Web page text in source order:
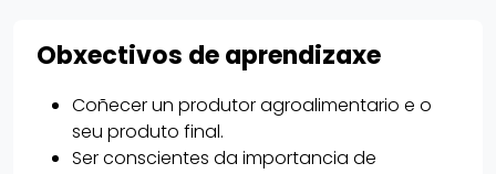
Obxectivos de aprendizaxe
Coñecer un produtor agroalimentario e o
seu produto final.
Ser conscientes da importancia de